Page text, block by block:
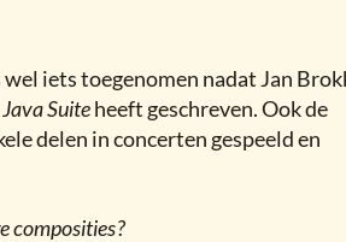
iets toegenomen nadat Jan
Java Suiteheeft geschreven. Ook de
delen in concerten gespeeld en
composities?